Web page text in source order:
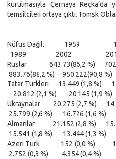
kurulmasıyla Çernaya
temsilcileri ortaya çıktı. Tomsk
Nüfus Dağıl.
1989 2002
Ruslar 643.73(86,2 %)
883.76(88,2 %) 950.222(90,8
Tatar Türkleri 13.449 (1,8 %)
20.812 (2,1 %) 20.145 (1,9
Ukraynalar 20.275 (2,7 %)
25.799 (2,6 %) 16.726 (1,6 %)
Almanlar 21.152 (2,8 %)
15.541 (1,8 %) 13.444 (1,3 %)
Azeri Türk 152 (0,0 %)
2.752 (0,3 %) 4.354 (0,4 %)